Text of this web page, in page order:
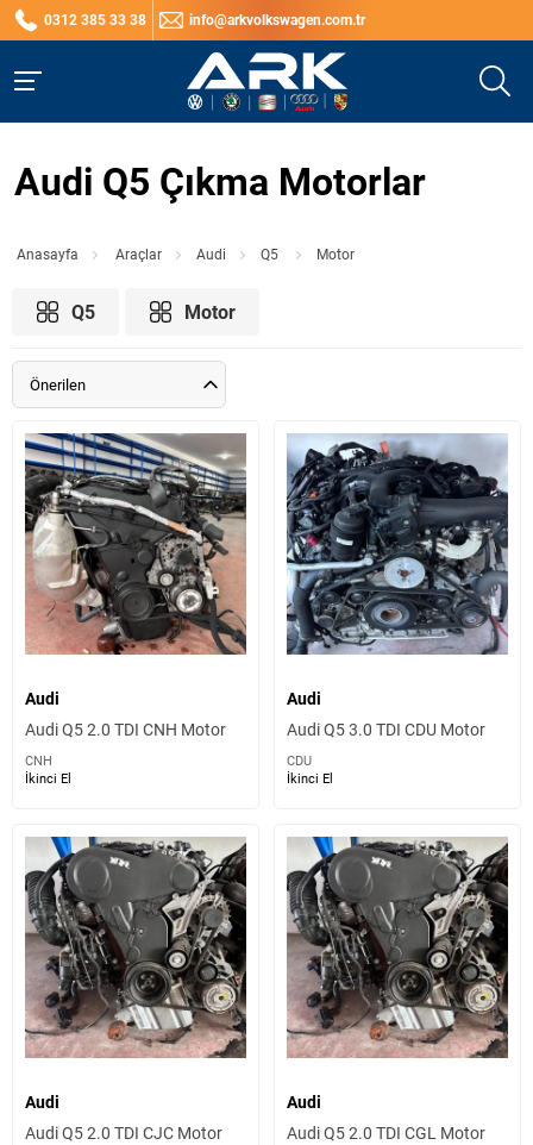
0312 385 33 38 info@arkvolkswagen.com.tr
Audi Q5 Çıkma Motorlar
Anasayfa Araçlar Audi Q5 Motor
Q5 Motor
Önerilen
Audi
Audi Q5 2.0 TDI CNH Motor
CNH
İkinci El
Audi
Audi Q5 3.0 TDI CDU Motor
CDU
İkinci El
Audi
Audi Q5 2.0 TDI CJC Motor
Audi
Audi Q5 2.0 TDI CGL Motor